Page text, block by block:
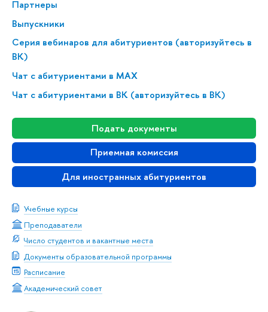
Партнеры
Выпускники
Серия вебинаров для абитуриентов (авторизуйтесь в
ВК)
Чат с абитуриентами в MAX
Чат с абитуриентами в ВК (авторизуйтесь в ВК)
Подать документы
Приемная комиссия
Для иностранных абитуриентов
Учебные курсы
Преподаватели
Число студентов и вакантные места
Документы образовательной программы
Расписание
Академический совет